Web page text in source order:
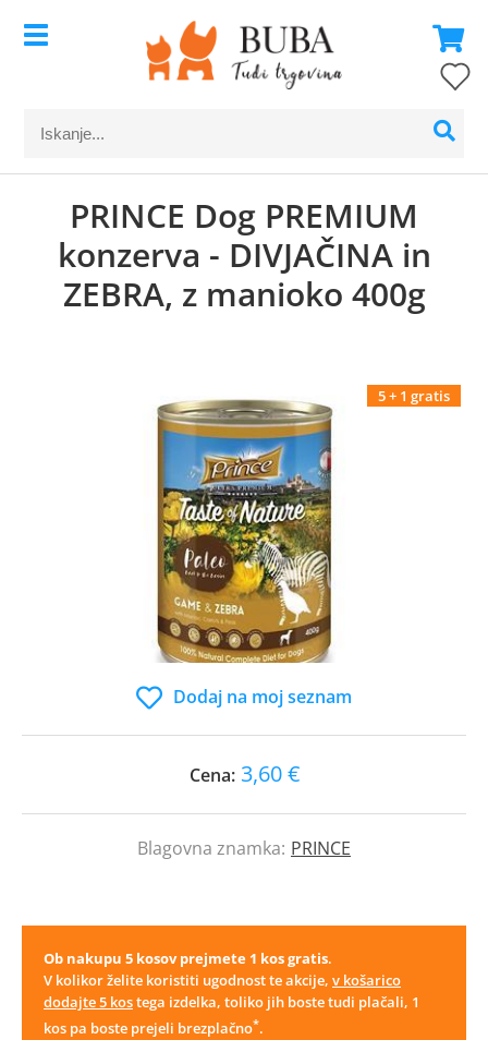
PRINCE Dog PREMIUM
konzerva - DIVJAČINA in
ZEBRA, z manioko 400g
5 + 1 gratis
Dodaj na moj seznam
Cena: 3,60 €
Blagovna znamka: PRINCE
Ob nakupu 5 kosov prejmete 1 kos gratis.
V kolikor želite koristiti ugodnost te akcije, v košarico
dodajte 5 kostega izdelka, toliko jih boste tudi plačali, 1
kos pa boste prejeli brezplačno*.